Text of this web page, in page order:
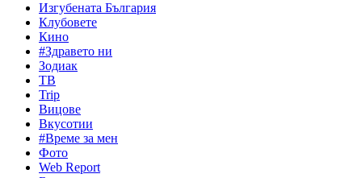
Изгубената България
Клубовете
Кино
#Здравето ни
Зодиак
ТВ
Trip
Вицове
Вкусотии
#Време за мен
Фото
Web Report